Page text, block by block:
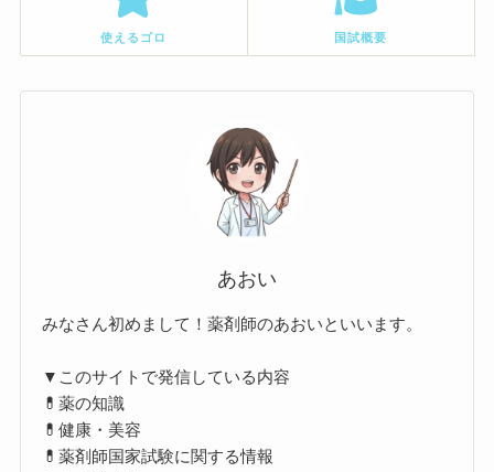
使えるゴロ 国試概要
あおい
みなさん初めまして！薬剤師のあおいといいます。
▼このサイトで発信している内容
💊薬の知識
💊健康・美容
💊薬剤師国家試験に関する情報